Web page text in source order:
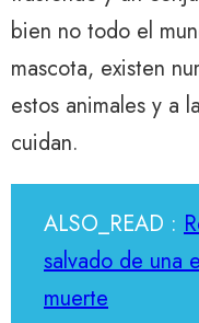
bien no todo el
mascota, existen
estos animales y a
cuidan.
ALSO_READ :
salvado de una
muerte